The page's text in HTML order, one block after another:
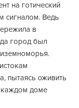
на готический
сигналом. Ведь
в
город был
пытаясь оживить
каждом доме